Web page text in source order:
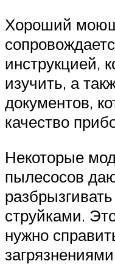
Хороший
инструкцией,
изучить, а
документов,
качество
Некоторые
пылесосов
струйками.
нужно